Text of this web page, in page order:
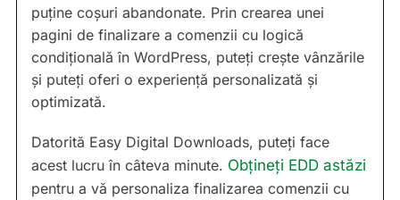
puține coșuri abandonate. Prin crearea unei
pagini de finalizare a comenzii cu logică
condițională în WordPress, puteți crește vânzările
și puteți oferi o experiență personalizată și
optimizată.
Datorită Easy Digital Downloads, puteți face
acest lucru în câteva minute. Obțineți EDD astăzi
pentru a vă personaliza finalizarea comenzii cu